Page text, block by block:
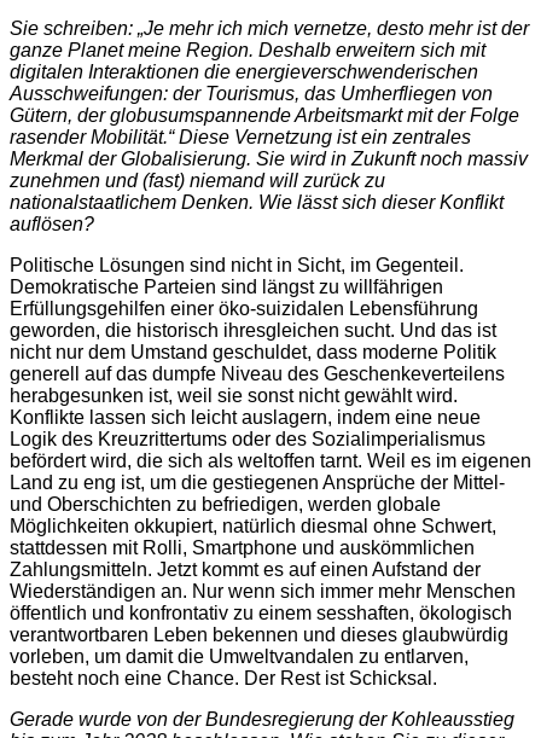
Sie schreiben: „Je mehr ich mich vernetze, desto mehr ist der
ganze Planet meine Region. Deshalb erweitern sich mit
digitalen Interaktionen die energieverschwenderischen
Ausschweifungen: der Tourismus, das Umherfliegen von
Gütern, der globusumspannende Arbeitsmarkt mit der Folge
rasender Mobilität.“ Diese Vernetzung ist ein zentrales
Merkmal der Globalisierung. Sie wird in Zukunft noch massiv
zunehmen und (fast) niemand will zurück zu
nationalstaatlichem Denken. Wie lässt sich dieser Konflikt
auflösen?
Politische Lösungen sind nicht in Sicht, im Gegenteil.
Demokratische Parteien sind längst zu willfährigen
Erfüllungsgehilfen einer öko-suizidalen Lebensführung
geworden, die historisch ihresgleichen sucht. Und das ist
nicht nur dem Umstand geschuldet, dass moderne Politik
generell auf das dumpfe Niveau des Geschenkeverteilens
herabgesunken ist, weil sie sonst nicht gewählt wird.
Konflikte lassen sich leicht auslagern, indem eine neue
Logik des Kreuzrittertums oder des Sozialimperialismus
befördert wird, die sich als weltoffen tarnt. Weil es im eigenen
Land zu eng ist, um die gestiegenen Ansprüche der Mittel-
und Oberschichten zu befriedigen, werden globale
Möglichkeiten okkupiert, natürlich diesmal ohne Schwert,
stattdessen mit Rolli, Smartphone und auskömmlichen
Zahlungsmitteln. Jetzt kommt es auf einen Aufstand der
Wiederständigen an. Nur wenn sich immer mehr Menschen
öffentlich und konfrontativ zu einem sesshaften, ökologisch
verantwortbaren Leben bekennen und dieses glaubwürdig
vorleben, um damit die Umweltvandalen zu entlarven,
besteht noch eine Chance. Der Rest ist Schicksal.
Gerade wurde von der Bundesregierung der Kohleausstieg